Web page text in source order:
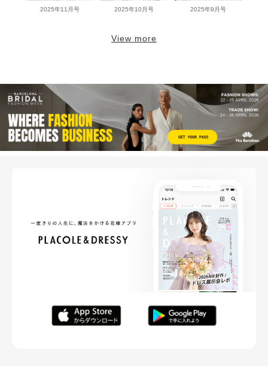
2025年11月号 2025年10月号 2025年9月号
View more